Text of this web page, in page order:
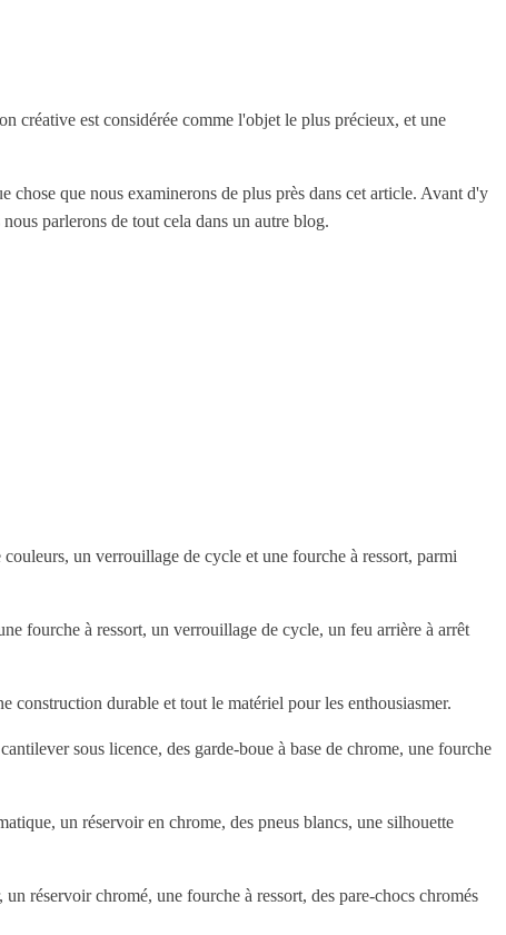
créative est considérée comme l'objet le plus précieux, et une
que nous examinerons de plus près dans cet article. Avant d'y
parlerons de tout cela dans un autre blog.
un verrouillage de cycle et une fourche à ressort, parmi
fourche à ressort, un verrouillage de cycle, un feu arrière à arrêt
construction durable et tout le matériel pour les enthousiasmer.
sous licence, des garde-boue à base de chrome, une fourche
un réservoir en chrome, des pneus blancs, une silhouette
réservoir chromé, une fourche à ressort, des pare-chocs chromés